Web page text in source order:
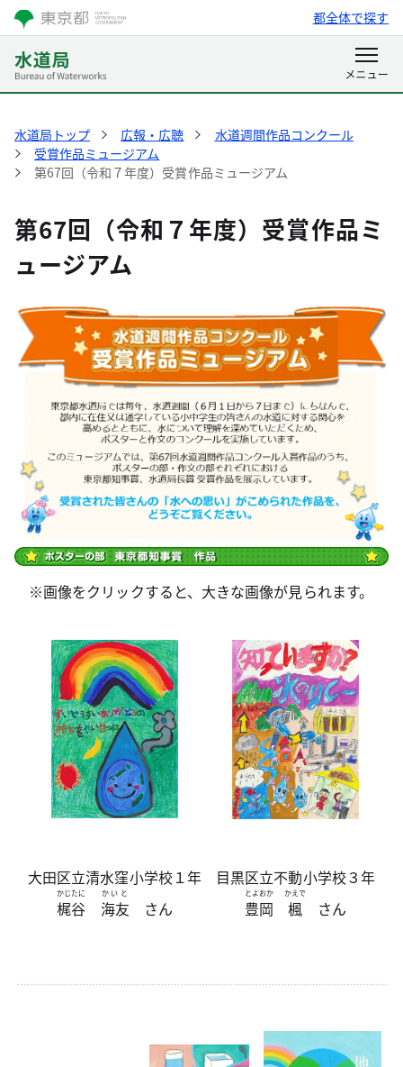
都全体で探す
水道局トップ 広報・広聴
水道週間作品コンクール
受賞作品ミュージアム
第67回（令和７年度）受賞作品ミュージアム
第67回（令和７年度）受賞作品ミ
ュージアム
※画像をクリックすると、大きな画像が見られます。
大田区立清水窪小学校１年
梶谷
かじたに
海友
かいと
さん
目黒区立不動小学校３年
豊岡
とよおか
楓
かえで
さん